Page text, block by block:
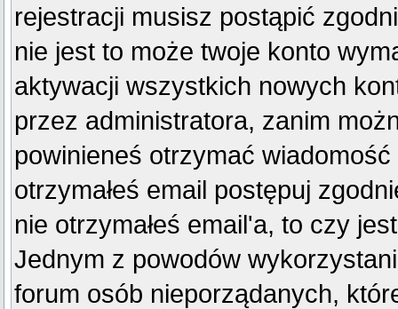
rejestracji musisz postąpić
nie jest to może twoje konto
aktywacji wszystkich nowych
przez administratora, zanim
powinieneś otrzymać
otrzymałeś email postępuj
nie otrzymałeś email'a, to czy
Jednym z powodów
forum osób nieporządanych,